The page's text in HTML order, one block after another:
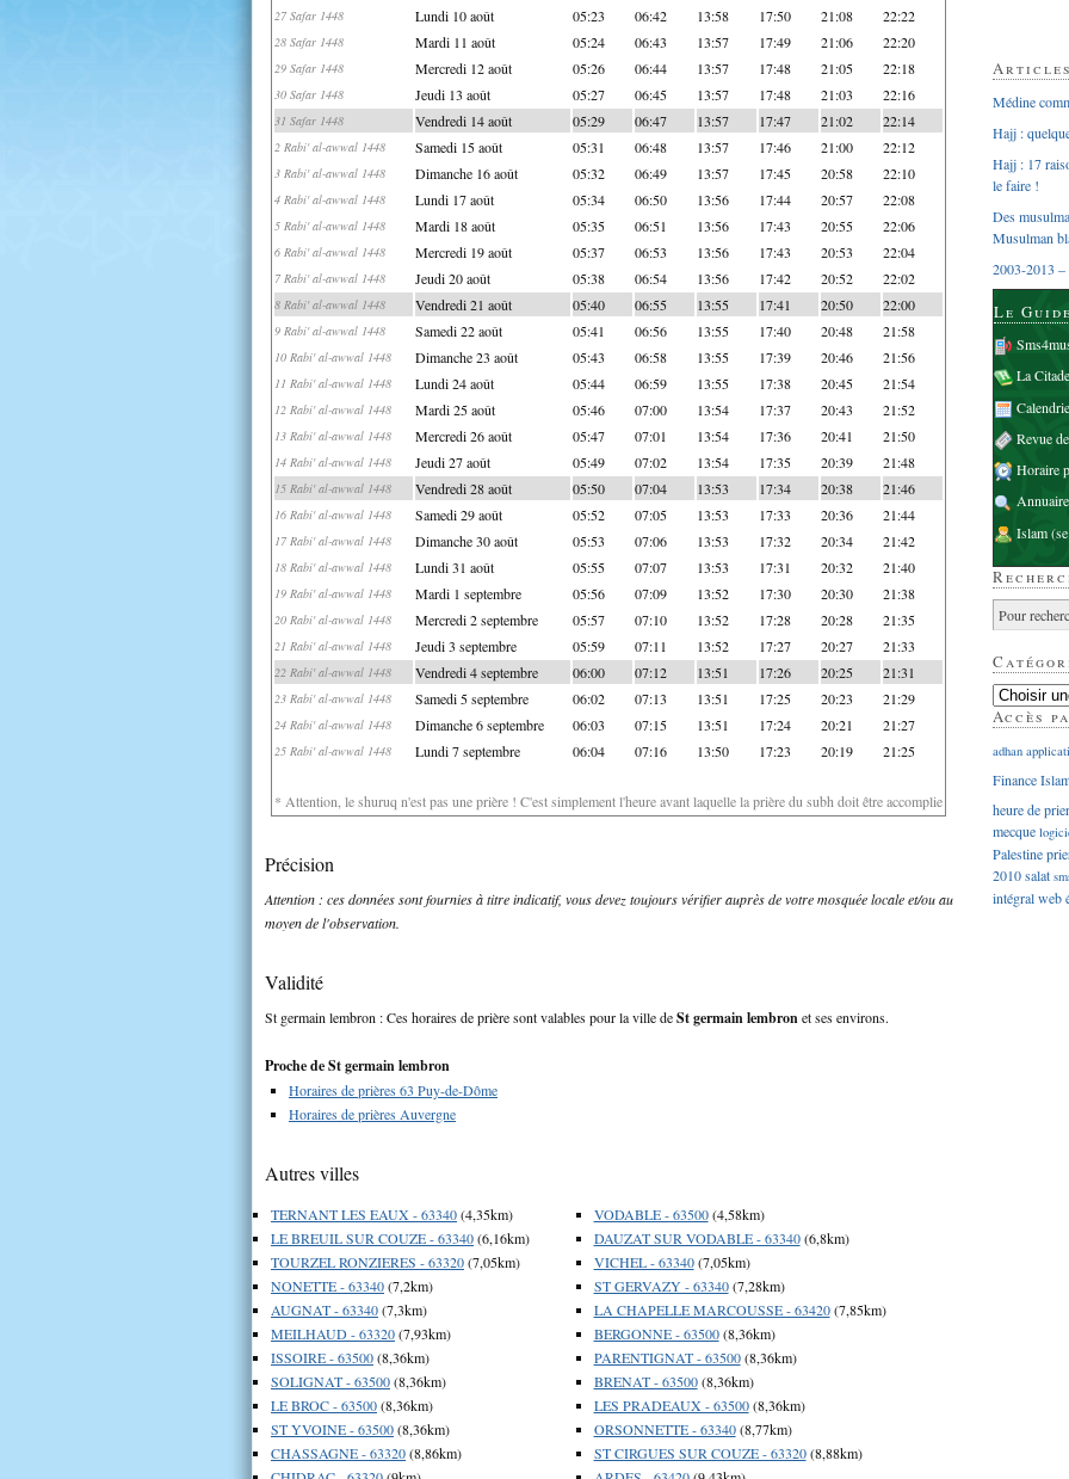
27 Safar 1448 Lundi 10 août 05:23 06:42 13:58 17:50 21:08 22:22
28 Safar 1448 Mardi 11 août 05:24 06:43 13:57 17:49 21:06 22:20
29 Safar 1448 Mercredi 12 août 05:26 06:44 13:57 17:48 21:05 22:18
30 Safar 1448 Jeudi 13 août 05:27 06:45 13:57 17:48 21:03 22:16
31 Safar 1448 Vendredi 14 août 05:29 06:47 13:57 17:47 21:02 22:14
2 Rabi' al-awwal 1448 Samedi 15 août 05:31 06:48 13:57 17:46 21:00 22:12
3 Rabi' al-awwal 1448 Dimanche 16 août 05:32 06:49 13:57 17:45 20:58 22:10
4 Rabi' al-awwal 1448 Lundi 17 août 05:34 06:50 13:56 17:44 20:57 22:08
5 Rabi' al-awwal 1448 Mardi 18 août 05:35 06:51 13:56 17:43 20:55 22:06
6 Rabi' al-awwal 1448 Mercredi 19 août 05:37 06:53 13:56 17:43 20:53 22:04
7 Rabi' al-awwal 1448 Jeudi 20 août 05:38 06:54 13:56 17:42 20:52 22:02
8 Rabi' al-awwal 1448 Vendredi 21 août 05:40 06:55 13:55 17:41 20:50 22:00
9 Rabi' al-awwal 1448 Samedi 22 août 05:41 06:56 13:55 17:40 20:48 21:58
10 Rabi' al-awwal 1448 Dimanche 23 août 05:43 06:58 13:55 17:39 20:46 21:56
11 Rabi' al-awwal 1448 Lundi 24 août 05:44 06:59 13:55 17:38 20:45 21:54
12 Rabi' al-awwal 1448 Mardi 25 août 05:46 07:00 13:54 17:37 20:43 21:52
13 Rabi' al-awwal 1448 Mercredi 26 août 05:47 07:01 13:54 17:36 20:41 21:50
14 Rabi' al-awwal 1448 Jeudi 27 août 05:49 07:02 13:54 17:35 20:39 21:48
15 Rabi' al-awwal 1448 Vendredi 28 août 05:50 07:04 13:53 17:34 20:38 21:46
16 Rabi' al-awwal 1448 Samedi 29 août 05:52 07:05 13:53 17:33 20:36 21:44
17 Rabi' al-awwal 1448 Dimanche 30 août 05:53 07:06 13:53 17:32 20:34 21:42
18 Rabi' al-awwal 1448 Lundi 31 août 05:55 07:07 13:53 17:31 20:32 21:40
19 Rabi' al-awwal 1448 Mardi 1 septembre 05:56 07:09 13:52 17:30 20:30 21:38
20 Rabi' al-awwal 1448 Mercredi 2 septembre 05:57 07:10 13:52 17:28 20:28 21:35
21 Rabi' al-awwal 1448 Jeudi 3 septembre 05:59 07:11 13:52 17:27 20:27 21:33
22 Rabi' al-awwal 1448 Vendredi 4 septembre 06:00 07:12 13:51 17:26 20:25 21:31
23 Rabi' al-awwal 1448 Samedi 5 septembre 06:02 07:13 13:51 17:25 20:23 21:29
24 Rabi' al-awwal 1448 Dimanche 6 septembre 06:03 07:15 13:51 17:24 20:21 21:27
25 Rabi' al-awwal 1448 Lundi 7 septembre 06:04 07:16 13:50 17:23 20:19 21:25
* Attention, le shuruq n'est pas une prière ! C'est simplement l'heure avant laquelle la prière du subh doit être accomplie
Précision
Attention : ces données sont fournies à titre indicatif, vous devez toujours vérifier auprès de votre mosquée locale et/ou au
moyen de l'observation.
Validité
St germain lembron : Ces horaires de prière sont valables pour la ville deSt germain lembronet ses environs.
Proche de St germain lembron
Horaires de prières 63 Puy-de-Dôme
Horaires de prières Auvergne
Autres villes
TERNANT LES EAUX - 63340(4,35km)
LE BREUIL SUR COUZE - 63340(6,16km)
TOURZEL RONZIERES - 63320(7,05km)
NONETTE - 63340(7,2km)
AUGNAT - 63340(7,3km)
MEILHAUD - 63320(7,93km)
ISSOIRE - 63500(8,36km)
SOLIGNAT - 63500(8,36km)
LE BROC - 63500(8,36km)
ST YVOINE - 63500(8,36km)
CHASSAGNE - 63320(8,86km)
VODABLE - 63500(4,58km)
DAUZAT SUR VODABLE - 63340(6,8km)
VICHEL - 63340(7,05km)
ST GERVAZY - 63340(7,28km)
LA CHAPELLE MARCOUSSE - 63420(7,85km)
BERGONNE - 63500(8,36km)
PARENTIGNAT - 63500(8,36km)
BRENAT - 63500(8,36km)
LES PRADEAUX - 63500(8,36km)
ORSONNETTE - 63340(8,77km)
ST CIRGUES SUR COUZE - 63320(8,88km)
Médine
Hajj :
Hajj : 17
le faire !
Des
Musulman
2003-2013 –
Le
La
Revue
Horaire
Islam
Accès
adhan
Finance
heure de
mecque
Palestine
2010salat
intégralweb